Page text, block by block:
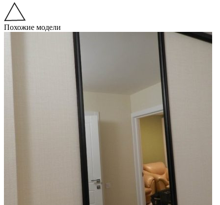
Похожие модели